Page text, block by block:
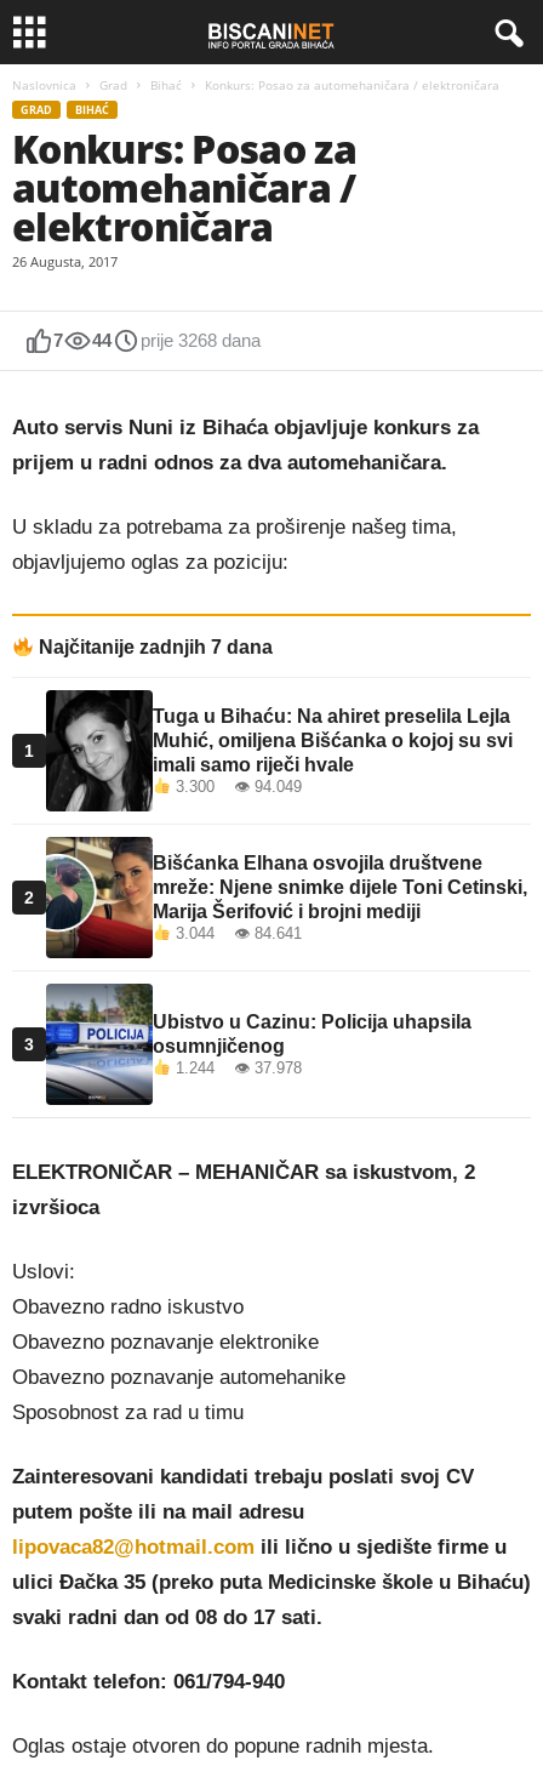
Naslovnica Grad Bihać Konkurs: Posao za automehaničara / elektroničara
GRAD BIHAĆ
Konkurs: Posao za
automehaničara /
elektroničara
26 Augusta, 2017
7 44 prije 3268 dana
Auto servis Nuni iz Bihaća objavljuje konkurs za
prijem u radni odnos za dva automehaničara.
U skladu za potrebama za proširenje našeg tima,
objavljujemo oglas za poziciju:
Najčitanije zadnjih 7 dana
1
Tuga u Bihaću: Na ahiret preselila Lejla
Muhić, omiljena Bišćanka o kojoj su svi
imali samo riječi hvale
3.300 👁 94.049
2
Bišćanka Elhana osvojila društvene
mreže: Njene snimke dijele Toni Cetinski,
Marija Šerifović i brojni mediji
3.044 👁 84.641
3
Ubistvo u Cazinu: Policija uhapsila
osumnjičenog
1.244 👁 37.978
ELEKTRONIČAR – MEHANIČAR sa iskustvom, 2
izvršioca
Uslovi:
Obavezno radno iskustvo
Obavezno poznavanje elektronike
Obavezno poznavanje automehanike
Sposobnost za rad u timu
Zainteresovani kandidati trebaju poslati svoj CV
putem pošte ili na mail adresu
lipovaca82@hotmail.com ili lično u sjedište firme u
ulici Đačka 35 (preko puta Medicinske škole u Bihaću)
svaki radni dan od 08 do 17 sati.
Kontakt telefon: 061/794-940
Oglas ostaje otvoren do popune radnih mjesta.